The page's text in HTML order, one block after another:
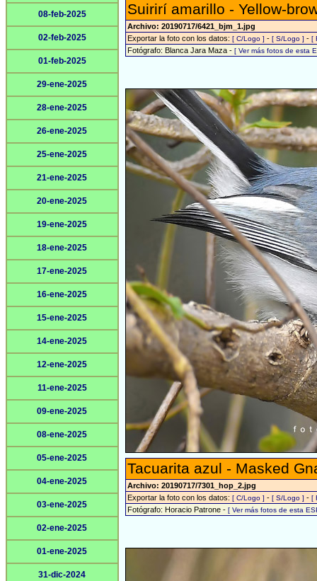
08-feb-2025
02-feb-2025
01-feb-2025
29-ene-2025
28-ene-2025
26-ene-2025
25-ene-2025
21-ene-2025
20-ene-2025
19-ene-2025
18-ene-2025
17-ene-2025
16-ene-2025
15-ene-2025
14-ene-2025
12-ene-2025
11-ene-2025
09-ene-2025
08-ene-2025
05-ene-2025
04-ene-2025
03-ene-2025
02-ene-2025
01-ene-2025
31-dic-2024
Suirirí amarillo - Yellow-
Archivo: 20190717/6421_bjm_1.jpg
Exportar la foto con los datos: [ C/Logo ] - [ S/Logo ] - [
Fotógrafo: Blanca Jara Maza - [ Ver más fotos de esta
Tacuarita azul - Masked
Archivo: 20190717/7301_hop_2.jpg
Exportar la foto con los datos: [ C/Logo ] - [ S/Logo ] - [
Fotógrafo: Horacio Patrone - [ Ver más fotos de esta